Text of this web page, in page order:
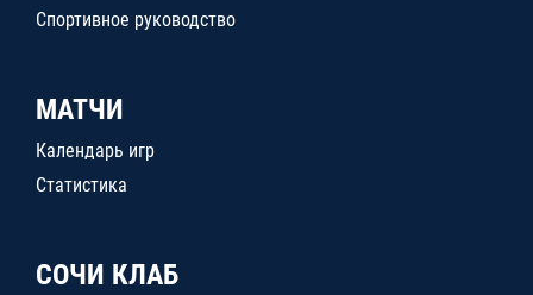
Спортивное руководство
МАТЧИ
Календарь игр
Статистика
СОЧИ КЛАБ